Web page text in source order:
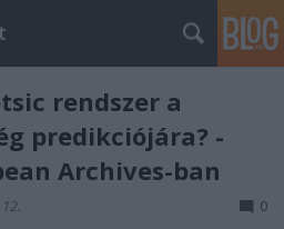
rendszer a
predikciójára? -
Archives-ban
0